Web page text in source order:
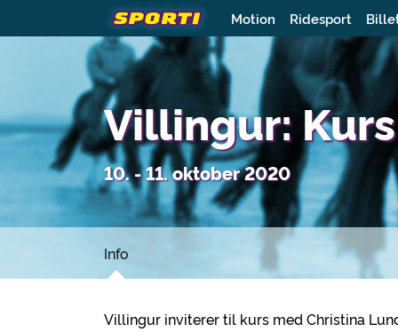
Motion Ridesport
Villingur:
10. - 11. oktober 2020
Info
Villingur inviterer til kurs med Christina